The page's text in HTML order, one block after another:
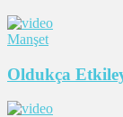
Manşet
Oldukça